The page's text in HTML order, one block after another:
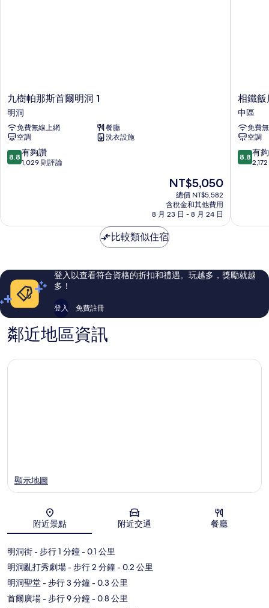
九
樹
帕
那
斯
首
爾
九樹帕那斯首爾明洞 1
明洞
免費無線上網
餐廳
空調
洗衣設施
8.8
分，
夠
評
論
8.8 有夠讚
1,029 則評論
現
在
價
格
為
NT$5,050
NT$5,050
總價 NT$5,582
含稅金和其他費用
8 月 23 日 - 8 月 24 日
相
鐵
飯
店・
喜
普
樂
中
相鐵飯
中區
免費
空調
8.8
分，
夠
評
論
8.8 有
比較類似住宿
登入以查看符合資格的折扣和禮遇。玩越多，獎勵就越
多！
登入 免費註冊
鄰近地區資訊
地圖
顯示地圖
附近景點 附近交通 餐廳
明洞街- 步行 1 分鐘- 0.1 公里
明洞亂打秀劇場- 步行 2 分鐘- 0.2 公里
明洞聖堂- 步行 3 分鐘- 0.3 公里
首爾廣場- 步行 9 分鐘- 0.8 公里